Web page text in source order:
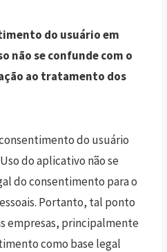
do usuário em
não se confunde com o
ao tratamento dos
do usuário
do aplicativo não se
do consentimento para o
Portanto, tal ponto
empresas, principalmente
como base legal